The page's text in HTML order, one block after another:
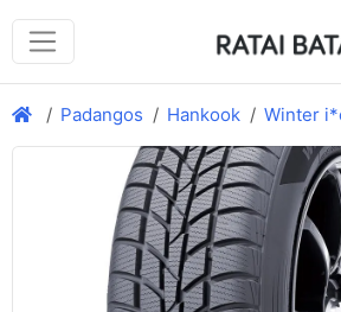
Padangos Hankook Winter